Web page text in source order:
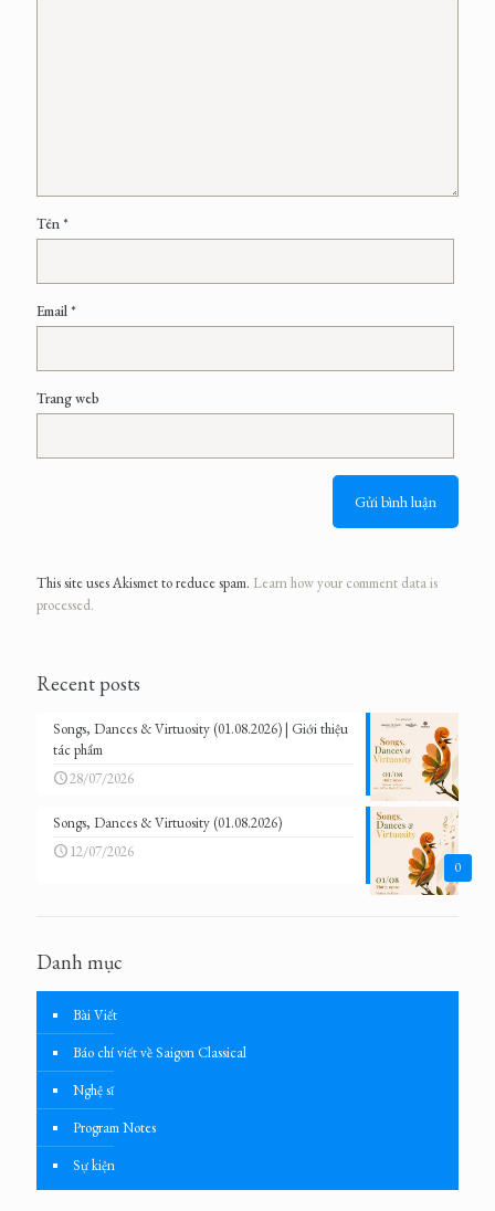
Tên *
Email *
Trang web
This site uses Akismet to reduce spam. Learn how your comment data is
processed.
Recent posts
Songs, Dances & Virtuosity (01.08.2026) | Giới thiệu
tác phẩm
28/07/2026
0
Songs, Dances & Virtuosity (01.08.2026)
12/07/2026
Danh mục
Bài Viết
Báo chí viết về Saigon Classical
Nghệ sĩ
Program Notes
Sự kiện